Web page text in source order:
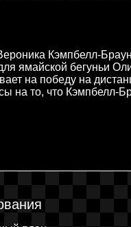
Кэмпбелл-
ямайской бегуньи
на победу на
на то, что Кэмпбелл-